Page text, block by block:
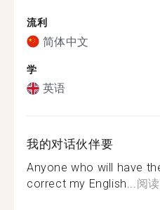
流利
简体中文
学
英语
我的对话伙伴要
Anyone who will have
correct my English...阅